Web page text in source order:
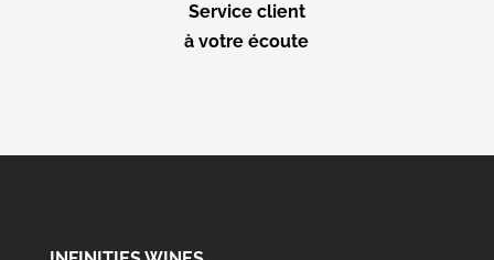
Service client
à votre écoute